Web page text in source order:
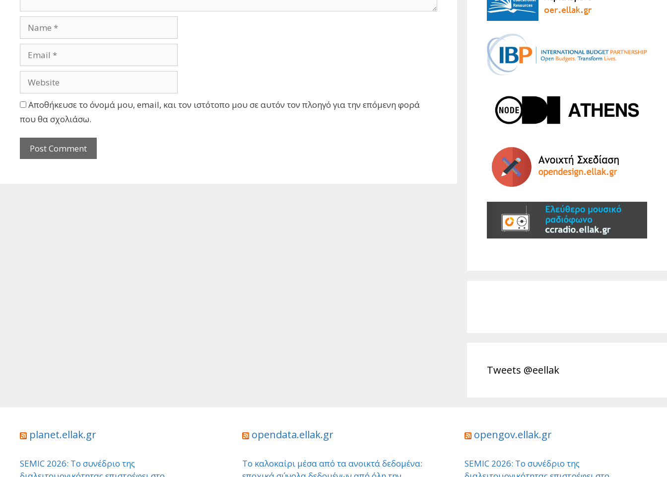
Αποθήκευσε το όνομά μου, email, και τον ιστότοπο μου σε αυτόν τον πλοηγό για την επόμενη φορά
που θα σχολιάσω.
Tweets @eellak
planet.ellak.gr
SEMIC 2026: Το συνέδριο της
opendata.ellak.gr
Το καλοκαίρι μέσα από τα ανοικτά δεδομένα:
opengov.ellak.gr
SEMIC 2026: Το συνέδριο της